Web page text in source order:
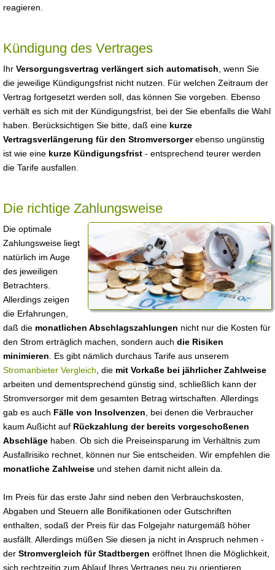
reagieren.
Kündigung des Vertrages
Ihr Versorgungsvertrag verlängert sich automatisch , wenn Sie
die jeweilige Kündigungsfrist nicht nutzen. Für welchen Zeitraum der
Vertrag fortgesetzt werden soll, das können Sie vorgeben. Ebenso
verhält es sich mit der Kündigungsfrist, bei der Sie ebenfalls die Wahl
haben. Berücksichtigen Sie bitte, daß eine kurze
Vertragsverlängerung für den Stromversorgerebenso ungünstig
ist wie eine kurze Kündigungsfrist - entsprechend teurer werden
die Tarife ausfallen.
Die richtige Zahlungsweise
Die optimale
Zahlungsweise liegt
natürlich im Auge
des jeweiligen
Betrachters.
Allerdings zeigen
die Erfahrungen,
daß die monatlichen Abschlagszahlungen nicht nur die Kosten für
den Strom erträglich machen, sondern auch die Risiken
minimieren . Es gibt nämlich durchaus Tarife aus unserem
Stromanbieter Vergleich , die mit Vorkaße bei jährlicher Zahlweise
arbeiten und dementsprechend günstig sind, schließlich kann der
Stromversorger mit dem gesamten Betrag wirtschaften. Allerdings
gab es auch Fälle von Insolvenzen , bei denen die Verbraucher
kaum Außicht auf Rückzahlung der bereits vorgeschoßenen
Abschläge haben. Ob sich die Preiseinsparung im Verhältnis zum
Ausfallrisiko rechnet, können nur Sie entscheiden. Wir empfehlen die
monatliche Zahlweise und stehen damit nicht allein da.
Im Preis für das erste Jahr sind neben den Verbrauchskosten,
Abgaben und Steuern alle Bonifikationen oder Gutschriften
enthalten, sodaß der Preis für das Folgejahr naturgemäß höher
ausfällt. Allerdings müßen Sie diesen ja nicht in Anspruch nehmen -
der Stromvergleich für Stadtbergen eröffnet Ihnen die Möglichkeit,
sich rechtzeitig zum Ablauf Ihres Vertrages neu zu orientieren.